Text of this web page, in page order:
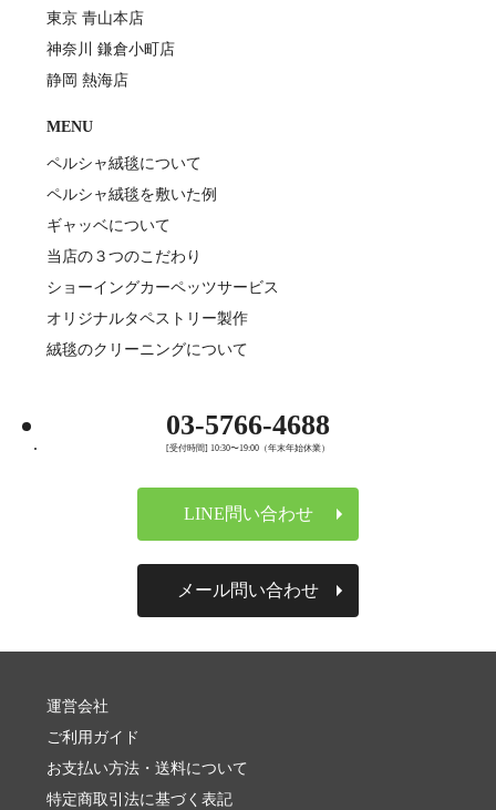
東京 青山本店
神奈川 鎌倉小町店
静岡 熱海店
MENU
ペルシャ絨毯について
ペルシャ絨毯を敷いた例
ギャッベについて
当店の３つのこだわり
ショーイングカーペッツサービス
オリジナルタペストリー製作
絨毯のクリーニングについて
03-5766-4688
[受付時間] 10:30〜19:00（年末年始休業）
LINE問い合わせ
メール問い合わせ
運営会社
ご利用ガイド
お支払い方法・送料について
特定商取引法に基づく表記